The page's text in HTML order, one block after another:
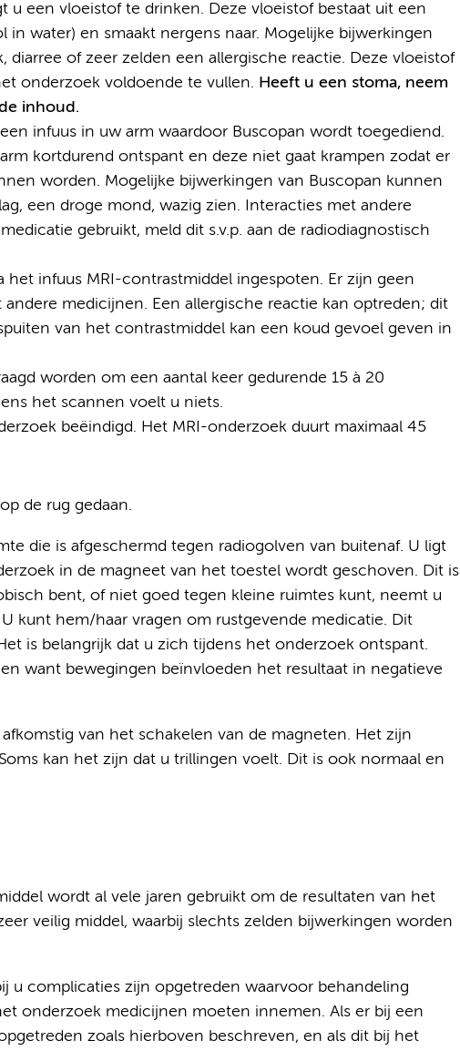
u een vloeistof te drinken. Deze vloeistof bestaat uit een
in water) en smaakt nergens naar. Mogelijke bijwerkingen
diarree of zeer zelden een allergische reactie. Deze vloeistof
onderzoek voldoende te vullen. Heeft u een stoma, neem
inhoud.
infuus in uw arm waardoor Buscopan wordt toegediend.
kortdurend ontspant en deze niet gaat krampen zodat er
worden. Mogelijke bijwerkingen van Buscopan kunnen
een droge mond, wazig zien. Interacties met andere
gebruikt, meld dit s.v.p. aan de radiodiagnostisch
infuus MRI-contrastmiddel ingespoten. Er zijn geen
medicijnen. Een allergische reactie kan optreden; dit
van het contrastmiddel kan een koud gevoel geven in
worden om een aantal keer gedurende 15 à 20
het scannen voelt u niets.
beëindigd. Het MRI-onderzoek duurt maximaal 45
de rug gedaan.
die is afgeschermd tegen radiogolven van buitenaf. U ligt
in de magneet van het toestel wordt geschoven. Dit is
bent, of niet goed tegen kleine ruimtes kunt, neemt u
kunt hem/haar vragen om rustgevende medicatie. Dit
is belangrijk dat u zich tijdens het onderzoek ontspant.
want bewegingen beïnvloeden het resultaat in negatieve
van het schakelen van de magneten. Het zijn
kan het zijn dat u trillingen voelt. Dit is ook normaal en
wordt al vele jaren gebruikt om de resultaten van het
veilig middel, waarbij slechts zelden bijwerkingen worden
u complicaties zijn opgetreden waarvoor behandeling
onderzoek medicijnen moeten innemen. Als er bij een
zoals hierboven beschreven, en als dit bij het